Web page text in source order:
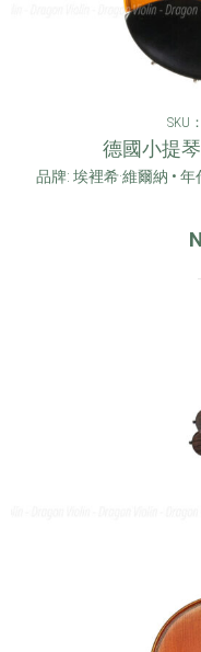
SKU
德國小提
品牌: 埃裡希·維爾納 • 年